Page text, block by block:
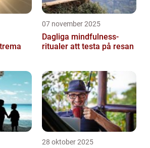
07 november 2025
Dagliga mindfulness-
ritualer att testa på resan
28 oktober 2025